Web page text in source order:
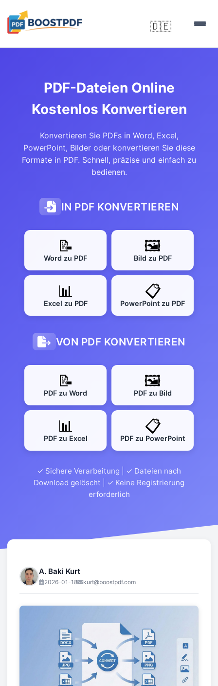
🇩🇪
PDF-Dateien Online
Kostenlos Konvertieren
Konvertieren Sie PDFs in Word, Excel,
PowerPoint, Bilder oder konvertieren Sie diese
Formate in PDF. Schnell, präzise und einfach zu
bedienen.
IN PDF KONVERTIEREN
📝
Word zu PDF
🖼️
Bild zu PDF
📊
Excel zu PDF
📋
PowerPoint zu PDF
VON PDF KONVERTIEREN
📝
PDF zu Word
🖼️
PDF zu Bild
📊
PDF zu Excel
📋
PDF zu PowerPoint
✓ Sichere Verarbeitung | ✓ Dateien nach
Download gelöscht | ✓ Keine Registrierung
erforderlich
A. Baki Kurt
2026-01-18 kurt@boostpdf.com